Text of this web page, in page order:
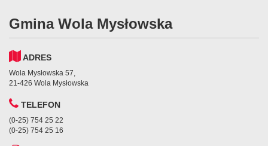
Gmina Wola Mysłowska
ADRES
Wola Mysłowska 57,
21-426 Wola Mysłowska
TELEFON
(0-25) 754 25 22
(0-25) 754 25 16